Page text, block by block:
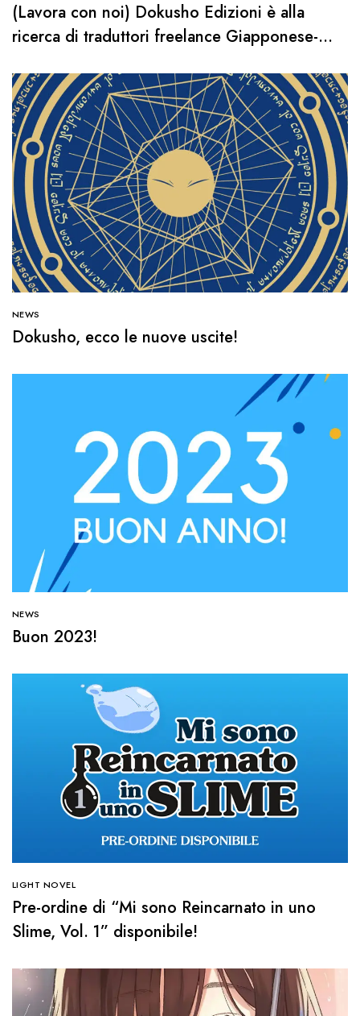
(Lavora con noi) Dokusho Edizioni è alla
ricerca di traduttori freelance Giapponese-
NEWS
Dokusho, ecco le nuove uscite!
NEWS
Buon 2023!
LIGHT NOVEL
Pre-ordine di “Mi sono Reincarnato in uno
Slime, Vol. 1” disponibile!